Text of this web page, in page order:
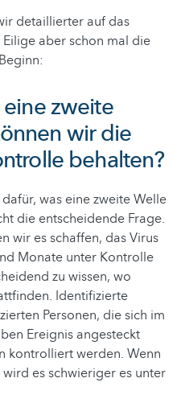
detaillierter auf das
aber schon mal die
zweite
wir die
behalten?
was eine zweite Welle
die entscheidende Frage.
wir es schaffen, das Virus
Monate unter Kontrolle
zu wissen, wo
Identifizierte
Personen, die sich im
Ereignis angesteckt
kontrolliert werden. Wenn
es schwieriger es unter